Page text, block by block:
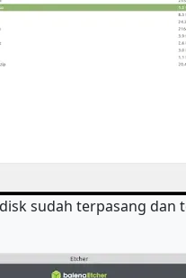
sudah terpasang dan